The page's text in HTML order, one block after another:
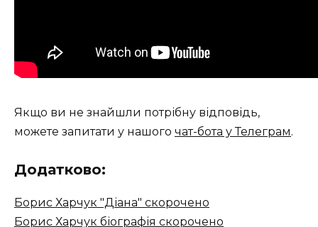
Якщо ви не знайшли потрібну відповідь,
можете запитати у нашого чат-бота у Телеграм.
Додатково:
Борис Харчук "Діана" скорочено
Борис Харчук біографія скорочено